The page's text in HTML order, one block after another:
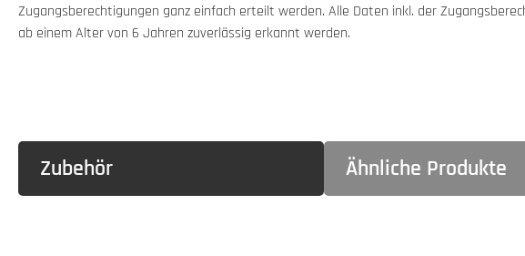
Zugangsberechtigungen ganz einfach erteilt werden. Alle Daten inkl. der
ab einem Alter von 6 Jahren zuverlässig erkannt werden.
Zubehör Ähnliche Produkte